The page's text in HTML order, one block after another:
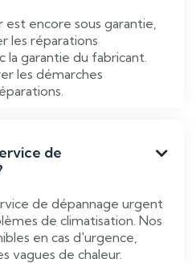
est encore sous garantie,
les réparations
la garantie du fabricant.
les démarches
de

de dépannage urgent
de climatisation. Nos
en cas d'urgence,
vagues de chaleur.